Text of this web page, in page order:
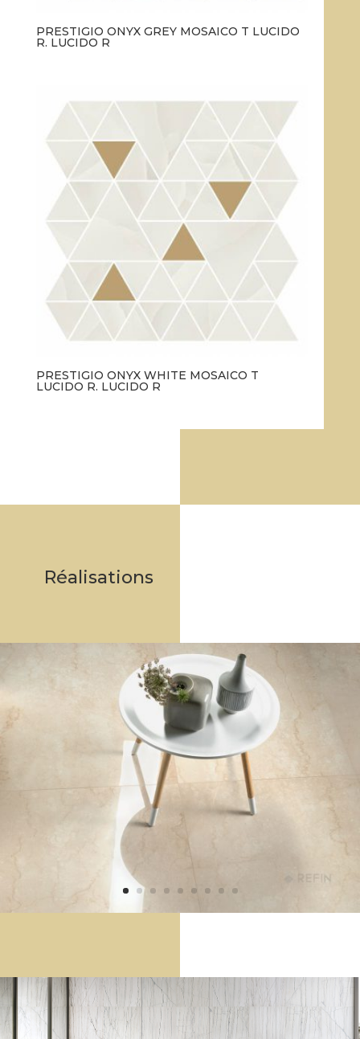
PRESTIGIO ONYX GREY MOSAICO T LUCIDO
R. LUCIDO R
PRESTIGIO ONYX WHITE MOSAICO T
LUCIDO R. LUCIDO R
Réalisations